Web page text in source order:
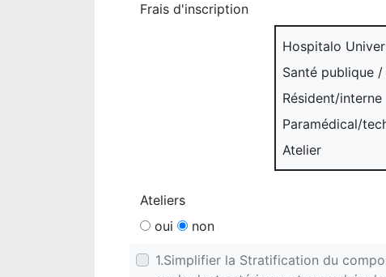
Frais d'inscription
Hospitalo
Santé publique
Résident/interne
Paramédical/
Atelier
Ateliers
oui
non
1.Simplifier la Stratification du